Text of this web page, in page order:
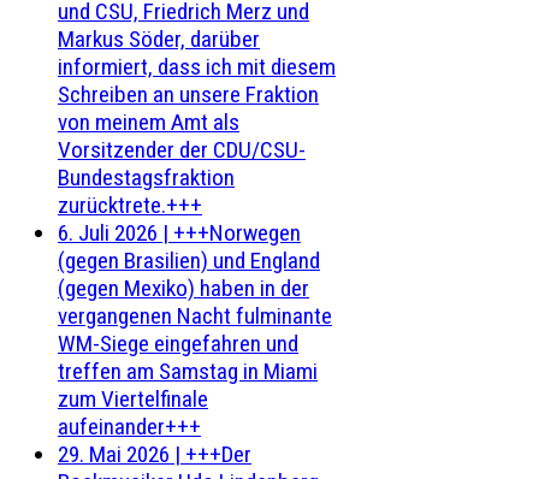
und CSU, Friedrich Merz und
Markus Söder, darüber
informiert, dass ich mit diesem
Schreiben an unsere Fraktion
von meinem Amt als
Vorsitzender der CDU/CSU-
Bundestagsfraktion
zurücktrete.+++
6. Juli 2026 | +++Norwegen
(gegen Brasilien) und England
(gegen Mexiko) haben in der
vergangenen Nacht fulminante
WM-Siege eingefahren und
treffen am Samstag in Miami
zum Viertelfinale
aufeinander+++
29. Mai 2026 | +++Der